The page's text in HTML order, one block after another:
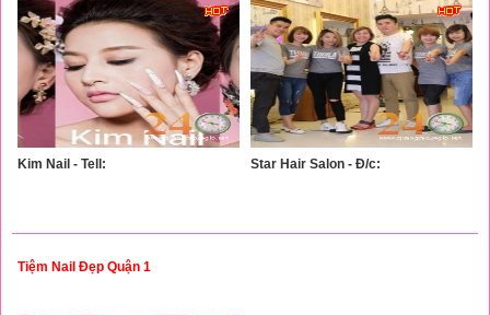
Kim Nail - Tell: Star Hair Salon - Đ/c:
Tiệm Nail Đẹp Quận 1